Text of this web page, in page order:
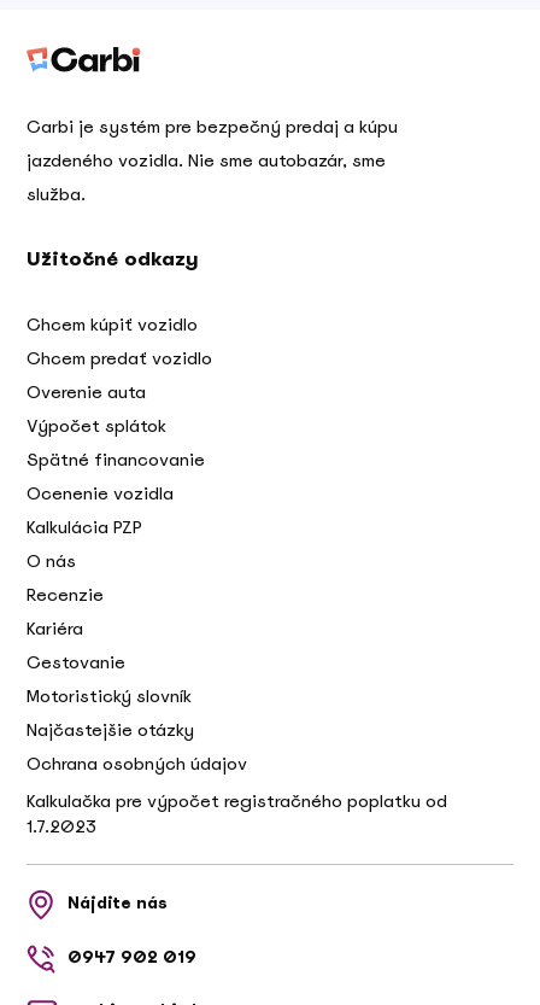
Carbi je systém pre bezpečný predaj a kúpu
jazdeného vozidla. Nie sme autobazár, sme
služba.
Užitočné odkazy
Chcem kúpiť vozidlo
Chcem predať vozidlo
Overenie auta
Výpočet splátok
Spätné financovanie
Ocenenie vozidla
Kalkulácia PZP
O nás
Recenzie
Kariéra
Cestovanie
Motoristický slovník
Najčastejšie otázky
Ochrana osobných údajov
Kalkulačka pre výpočet registračného poplatku od
1.7.2023
Nájdite nás
0947 902 019